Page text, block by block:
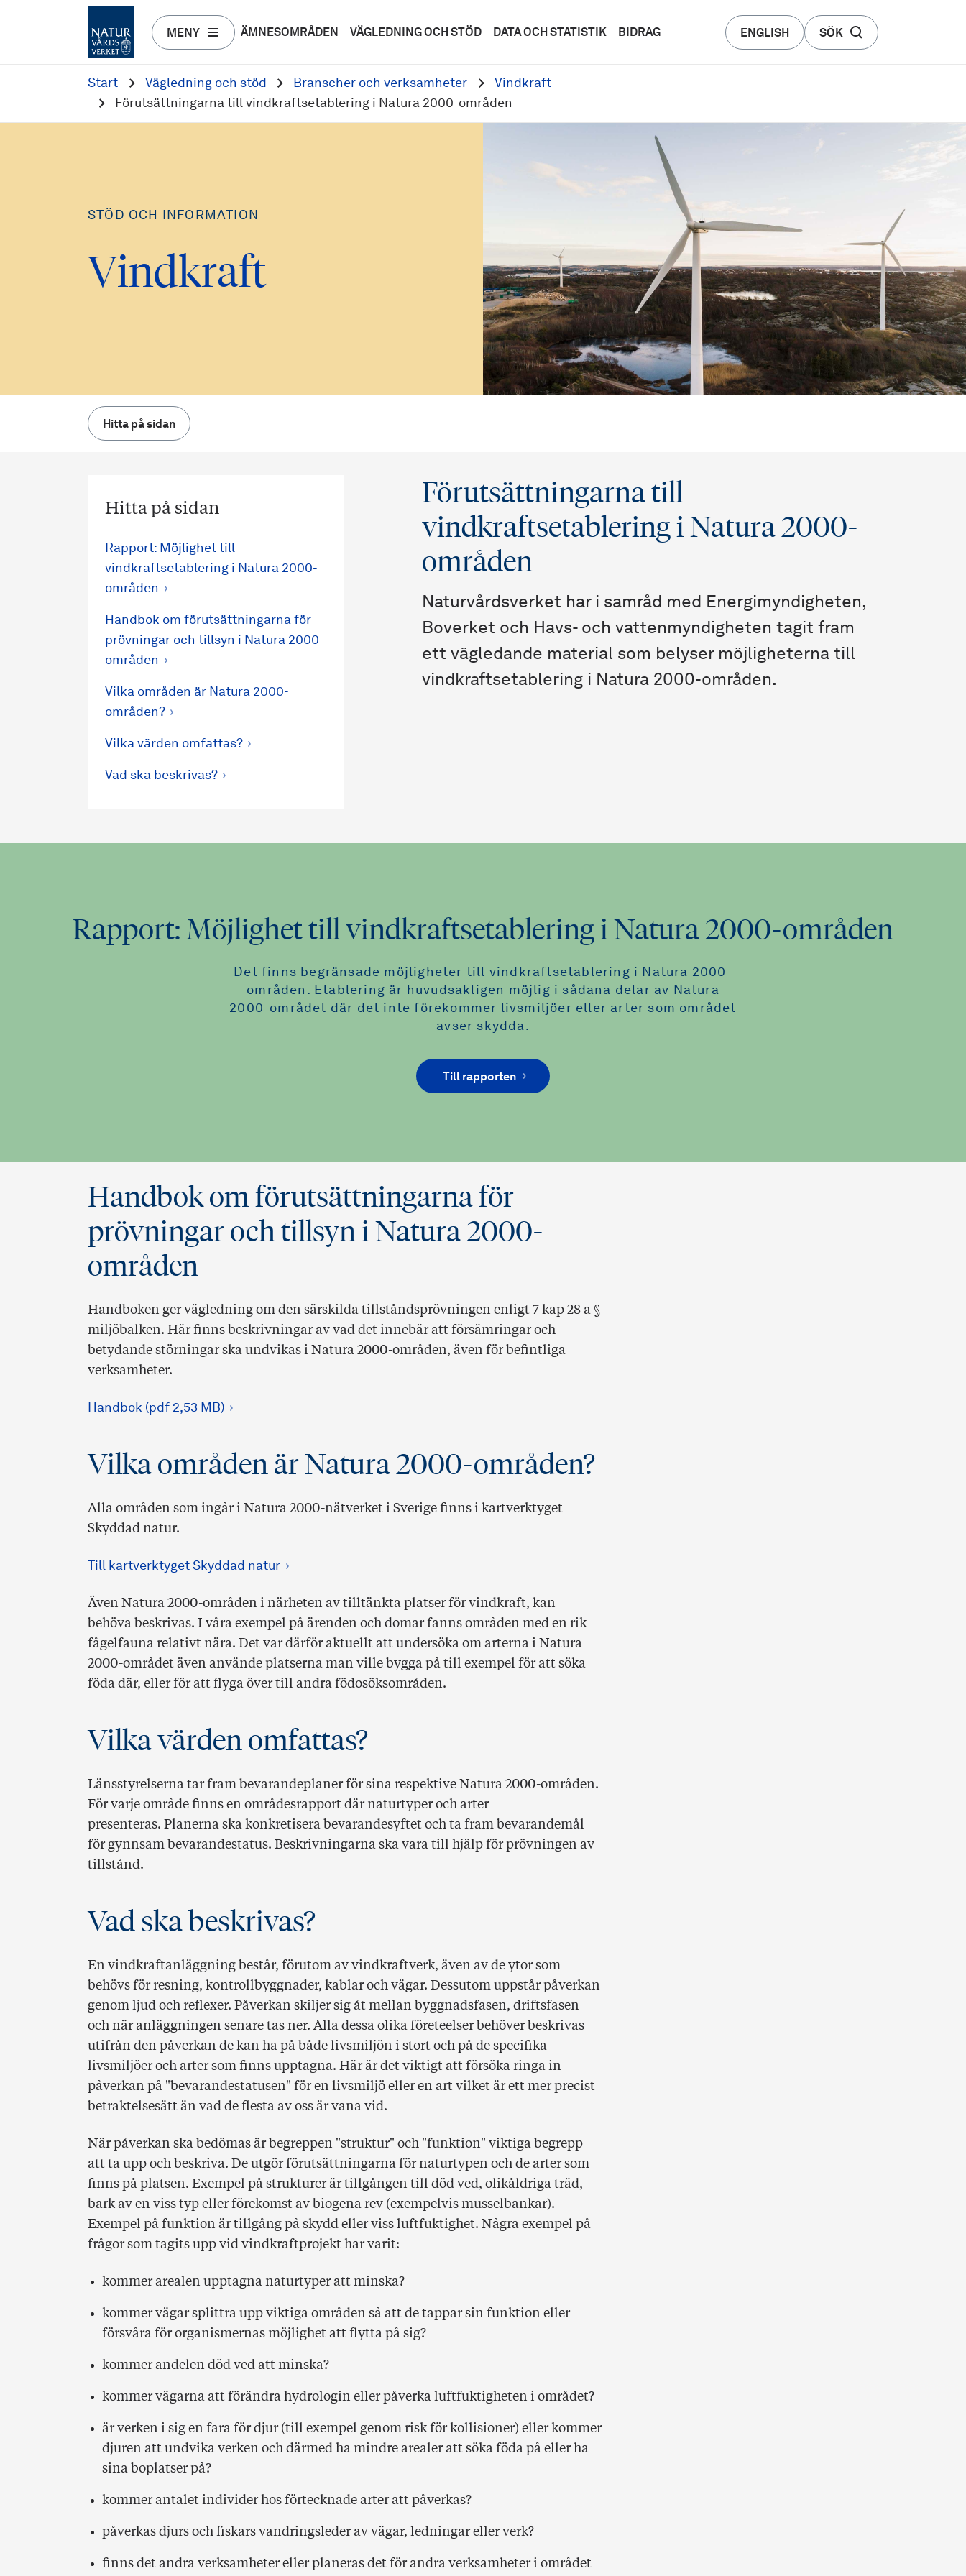
MENY ÄMNESOMRÅDEN VÄGLEDNING OCH STÖD DATA OCH STATISTIK BIDRAG ENGLISH SÖK
Start Vägledning och stöd Branscher och verksamheter
Vindkraft
Förutsättningarna till vindkraftsetablering i Natura 2000-områden
STÖD OCH INFORMATION
Vindkraft
Hitta på sidan
Hitta på sidan
Rapport: Möjlighet till
vindkraftsetablering i Natura 2000-
områden
Handbok om förutsättningarna för
prövningar och tillsyn i Natura 2000-
områden
Vilka områden är Natura 2000-
områden?
Vilka värden omfattas?
Vad ska beskrivas?
Förutsättningarna till
vindkraftsetablering i Natura 2000-
områden
Naturvårdsverket har i samråd med Energimyndigheten,
Boverket och Havs- och vattenmyndigheten tagit fram
ett vägledande material som belyser möjligheterna till
vindkraftsetablering i Natura 2000-områden.
Rapport: Möjlighet till vindkraftsetablering i Natura 2000-områden
Det finns begränsade möjligheter till vindkraftsetablering i Natura 2000-
områden. Etablering är huvudsakligen möjlig i sådana delar av Natura
2000-området där det inte förekommer livsmiljöer eller arter som området
avser skydda.
Till rapporten
Handbok om förutsättningarna för
prövningar och tillsyn i Natura 2000-
områden
Handboken ger vägledning om den särskilda tillståndsprövningen enligt 7 kap 28 a §
miljöbalken. Här finns beskrivningar av vad det innebär att försämringar och
betydande störningar ska undvikas i Natura 2000-områden, även för befintliga
verksamheter.
Handbok (pdf 2,53 MB)
Vilka områden är Natura 2000-områden?
Alla områden som ingår i Natura 2000-nätverket i Sverige finns i kartverktyget
Skyddad natur.
Till kartverktyget Skyddad natur
Även Natura 2000-områden i närheten av tilltänkta platser för vindkraft, kan
behöva beskrivas. I våra exempel på ärenden och domar fanns områden med en rik
fågelfauna relativt nära. Det var därför aktuellt att undersöka om arterna i Natura
2000-området även använde platserna man ville bygga på till exempel för att söka
föda där, eller för att flyga över till andra födosöksområden.
Vilka värden omfattas?
Länsstyrelserna tar fram bevarandeplaner för sina respektive Natura 2000-områden.
För varje område finns en områdesrapport där naturtyper och arter
presenteras. Planerna ska konkretisera bevarandesyftet och ta fram bevarandemål
för gynnsam bevarandestatus. Beskrivningarna ska vara till hjälp för prövningen av
tillstånd.
Vad ska beskrivas?
En vindkraftanläggning består, förutom av vindkraftverk, även av de ytor som
behövs för resning, kontrollbyggnader, kablar och vägar. Dessutom uppstår påverkan
genom ljud och reflexer. Påverkan skiljer sig åt mellan byggnadsfasen, driftsfasen
och när anläggningen senare tas ner. Alla dessa olika företeelser behöver beskrivas
utifrån den påverkan de kan ha på både livsmiljön i stort och på de specifika
livsmiljöer och arter som finns upptagna. Här är det viktigt att försöka ringa in
påverkan på "bevarandestatusen" för en livsmiljö eller en art vilket är ett mer precist
betraktelsesätt än vad de flesta av oss är vana vid.
När påverkan ska bedömas är begreppen "struktur" och "funktion" viktiga begrepp
att ta upp och beskriva. De utgör förutsättningarna för naturtypen och de arter som
finns på platsen. Exempel på strukturer är tillgången till död ved, olikåldriga träd,
bark av en viss typ eller förekomst av biogena rev (exempelvis musselbankar).
Exempel på funktion är tillgång på skydd eller viss luftfuktighet. Några exempel på
frågor som tagits upp vid vindkraftprojekt har varit:
kommer arealen upptagna naturtyper att minska?
kommer vägar splittra upp viktiga områden så att de tappar sin funktion eller
försvåra för organismernas möjlighet att flytta på sig?
kommer andelen död ved att minska?
kommer vägarna att förändra hydrologin eller påverka luftfuktigheten i området?
är verken i sig en fara för djur (till exempel genom risk för kollisioner) eller kommer
djuren att undvika verken och därmed ha mindre arealer att söka föda på eller ha
sina boplatser på?
kommer antalet individer hos förtecknade arter att påverkas?
påverkas djurs och fiskars vandringsleder av vägar, ledningar eller verk?
finns det andra verksamheter eller planeras det för andra verksamheter i området